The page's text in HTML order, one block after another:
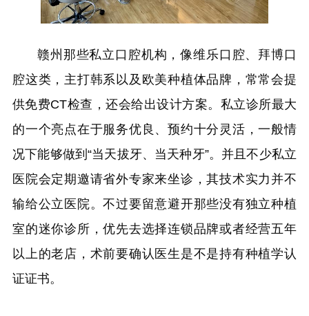
赣州那些私立口腔机构，像维乐口腔、拜博口
腔这类，主打韩系以及欧美种植体品牌，常常会提
供免费CT检查，还会给出设计方案。私立诊所最大
的一个亮点在于服务优良、预约十分灵活，一般情
况下能够做到“当天拔牙、当天种牙”。并且不少私立
医院会定期邀请省外专家来坐诊，其技术实力并不
输给公立医院。不过要留意避开那些没有独立种植
室的迷你诊所，优先去选择连锁品牌或者经营五年
以上的老店，术前要确认医生是不是持有种植学认
证证书。